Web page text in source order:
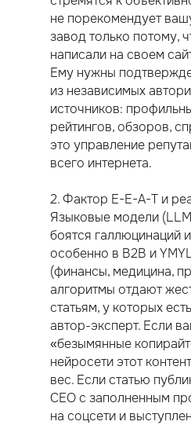
не порекомендует
завод только потому,
написали на своем
Ему нужны
из независимых
источников:
рейтингов, обзоров,
это управление
всего интернета.
2. Фактор E-E-A-T и
Языковые модели
боятся галлюцинаций
особенно в B2B и
(финансы, медицина,
алгоритмы отдают
статьям, у которых
автор-эксперт. Если
«безымянные
нейросети этот
вес. Если статью
CEO с заполненным
на соцсети и